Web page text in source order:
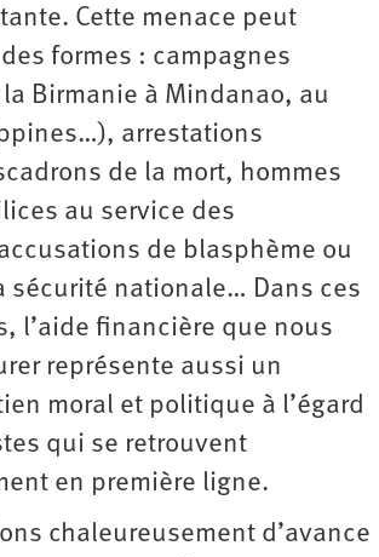
Cette menace peut
formes : campagnes
Birmanie à Mindanao, au
arrestations
de la mort, hommes
au service des
de blasphème ou
sécurité nationale… Dans ces
l’aide financière que nous
représente aussi un
moral et politique à l’égard
qui se retrouvent
en première ligne.
chaleureusement d’avance